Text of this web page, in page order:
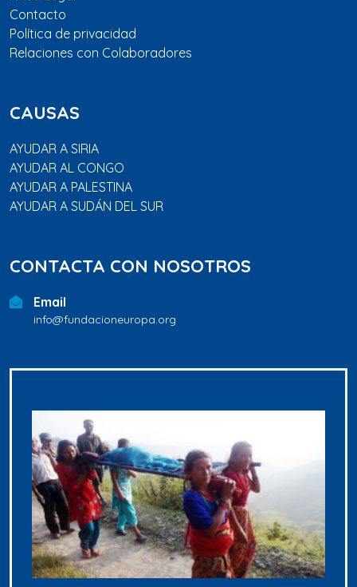
Contacto
Política de privacidad
Relaciones con Colaboradores
CAUSAS
AYUDAR A SIRIA
AYUDAR AL CONGO
AYUDAR A PALESTINA
AYUDAR A SUDÁN DEL SUR
CONTACTA CON NOSOTROS
Email
info@fundacioneuropa.org